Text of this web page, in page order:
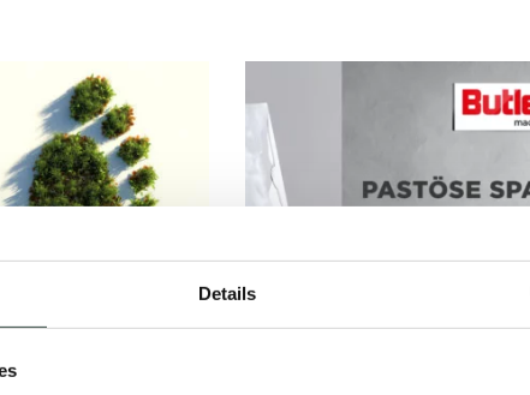
Details